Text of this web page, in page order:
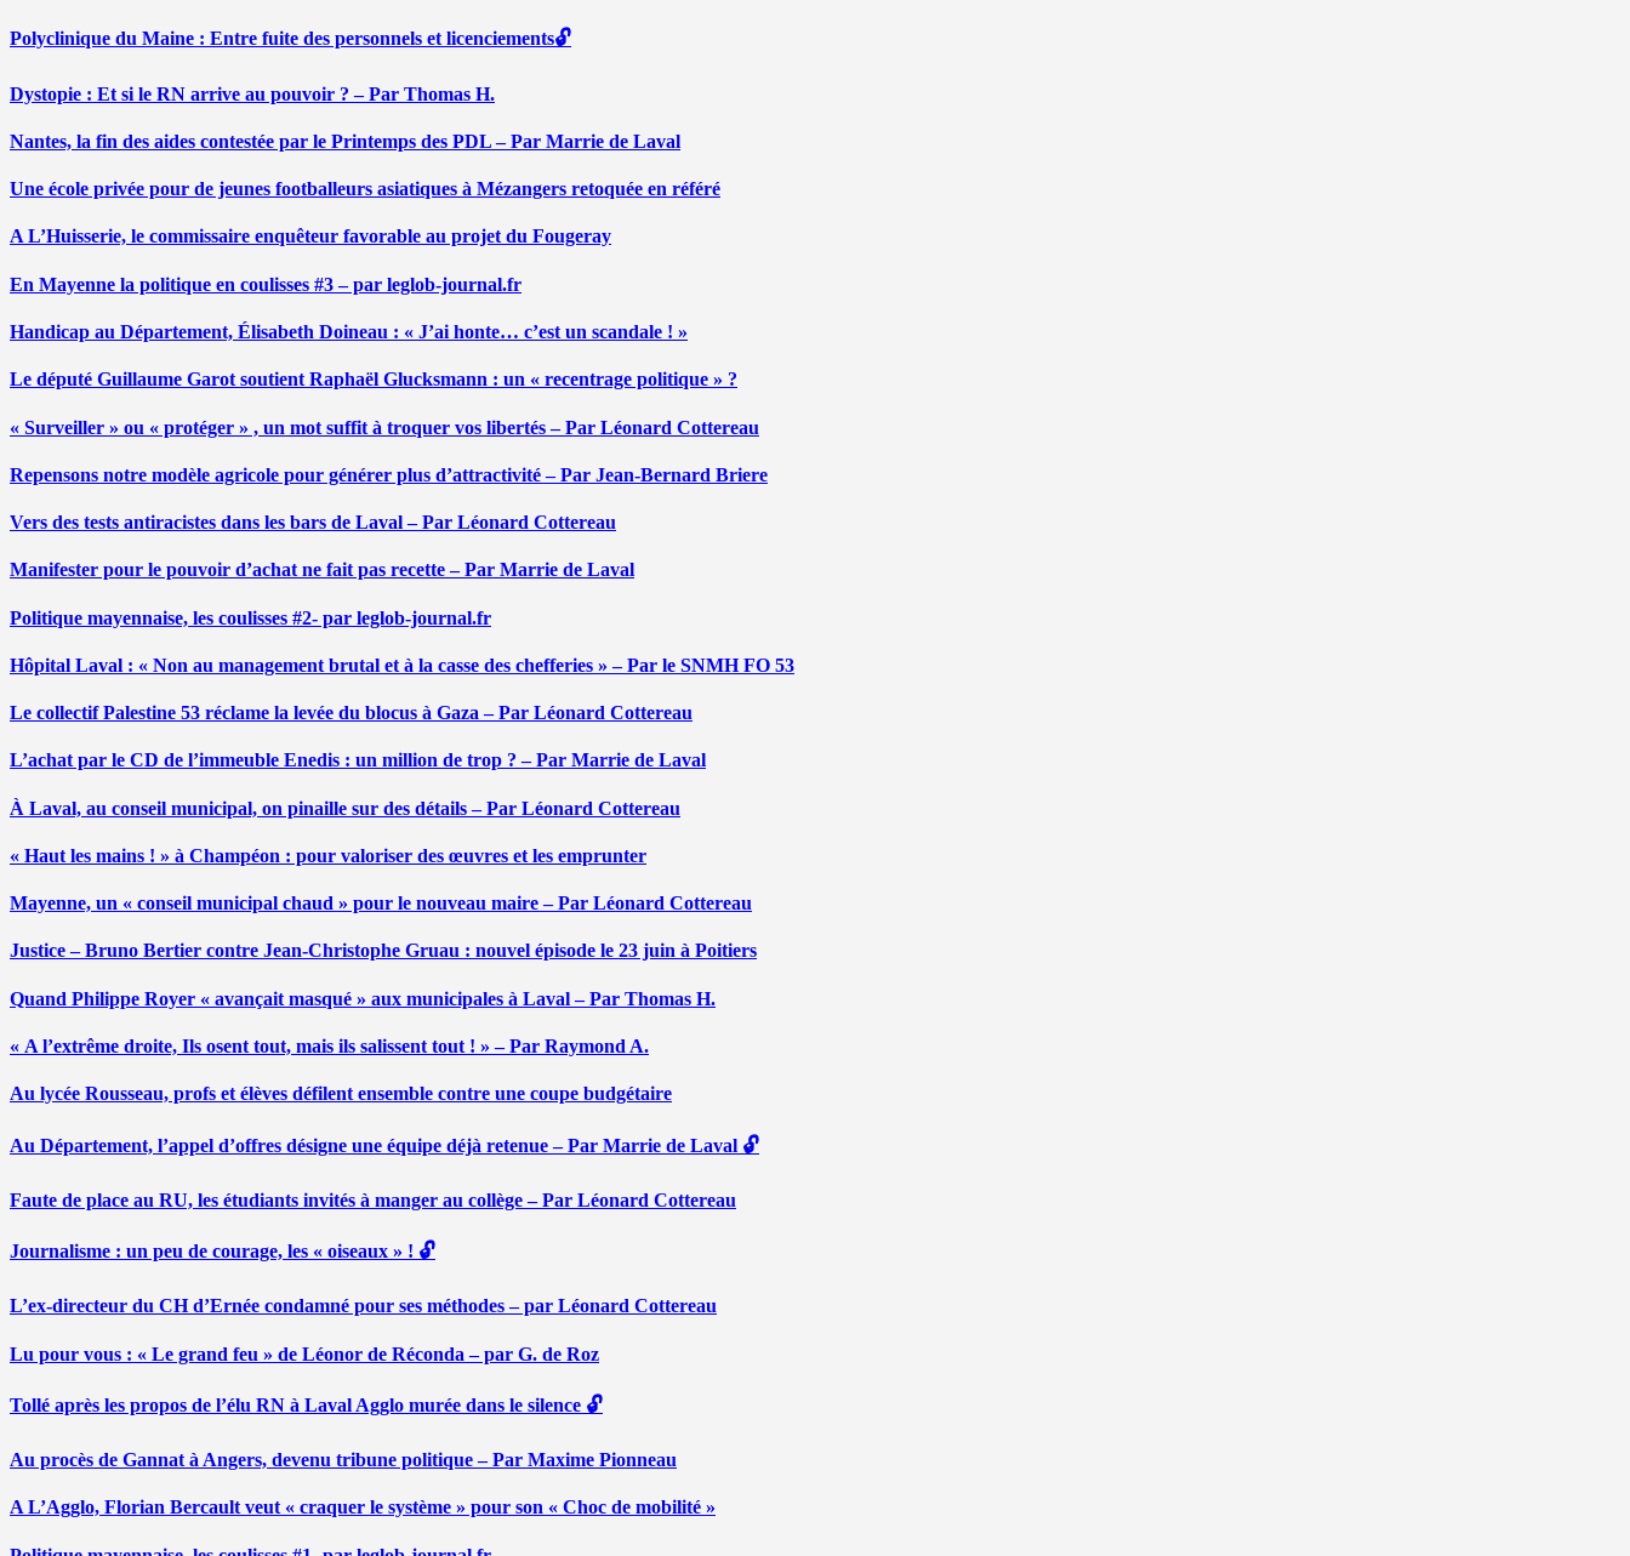
Polyclinique du Maine : Entre fuite des personnels et licenciements🔓
Dystopie : Et si le RN arrive au pouvoir ? – Par Thomas H.
Nantes, la fin des aides contestée par le Printemps des PDL – Par Marrie de Laval
Une école privée pour de jeunes footballeurs asiatiques à Mézangers retoquée en référé
A L’Huisserie, le commissaire enquêteur favorable au projet du Fougeray
En Mayenne la politique en coulisses #3 – par leglob-journal.fr
Handicap au Département, Élisabeth Doineau : « J’ai honte… c’est un scandale ! »
Le député Guillaume Garot soutient Raphaël Glucksmann : un « recentrage politique » ?
« Surveiller » ou « protéger » , un mot suffit à troquer vos libertés – Par Léonard Cottereau
Repensons notre modèle agricole pour générer plus d’attractivité – Par Jean-Bernard Briere
Vers des tests antiracistes dans les bars de Laval – Par Léonard Cottereau
Manifester pour le pouvoir d’achat ne fait pas recette – Par Marrie de Laval
Politique mayennaise, les coulisses #2- par leglob-journal.fr
Hôpital Laval : « Non au management brutal et à la casse des chefferies » – Par le SNMH FO 53
Le collectif Palestine 53 réclame la levée du blocus à Gaza – Par Léonard Cottereau
L’achat par le CD de l’immeuble Enedis : un million de trop ? – Par Marrie de Laval
À Laval, au conseil municipal, on pinaille sur des détails – Par Léonard Cottereau
« Haut les mains ! » à Champéon : pour valoriser des œuvres et les emprunter
Mayenne, un « conseil municipal chaud » pour le nouveau maire – Par Léonard Cottereau
Justice – Bruno Bertier contre Jean-Christophe Gruau : nouvel épisode le 23 juin à Poitiers
Quand Philippe Royer « avançait masqué » aux municipales à Laval – Par Thomas H.
« A l’extrême droite, Ils osent tout, mais ils salissent tout ! » – Par Raymond A.
Au lycée Rousseau, profs et élèves défilent ensemble contre une coupe budgétaire
Au Département, l’appel d’offres désigne une équipe déjà retenue – Par Marrie de Laval 🔓
Faute de place au RU, les étudiants invités à manger au collège – Par Léonard Cottereau
Journalisme : un peu de courage, les « oiseaux » ! 🔓
L’ex-directeur du CH d’Ernée condamné pour ses méthodes – par Léonard Cottereau
Lu pour vous : « Le grand feu » de Léonor de Réconda – par G. de Roz
Tollé après les propos de l’élu RN à Laval Agglo murée dans le silence 🔓
Au procès de Gannat à Angers, devenu tribune politique – Par Maxime Pionneau
A L’Agglo, Florian Bercault veut « craquer le système » pour son « Choc de mobilité »